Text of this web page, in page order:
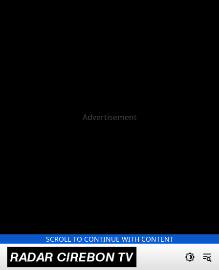
SCROLL TO CONTINUE WITH CONTENT